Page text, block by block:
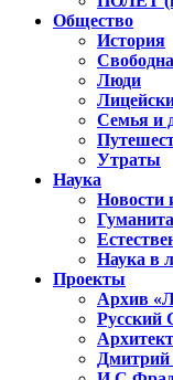
Общество
История
Люди
Семья и
Утраты
Наука
Новости
Наука в
Проекты
Архив
Русский
Дмитрий